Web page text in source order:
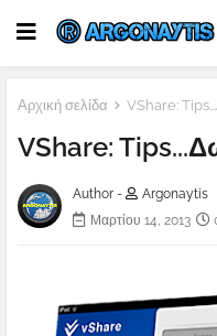
Αρχική σελίδα VShare:
VShare:
Author -
Argonaytis
Μαρτίου 14, 2013